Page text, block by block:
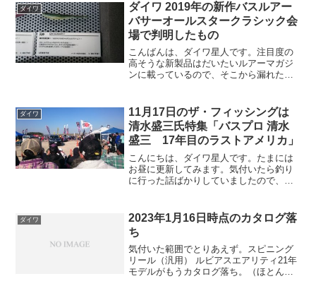
ダイワ
ダイワ 2019年の新作バスルアー
バサーオールスタークラシック会
場で判明したもの
こんばんは、ダイワ星人です。注目度の
高そうな新製品はだいたいルアーマガジ
ンに載っているので、そこから漏れた注
うね、とりあえずは。とりあえず注目度
の低そうなところからアッ...
ダイワ
11月17日のザ・フィッシングは
清水盛三氏特集「バスプロ 清水
盛三 17年目のラストアメリカ」
こんにちは、ダイワ星人です。たまには
お昼に更新してみます。気付いたら釣り
に行った話ばかりしていましたので、ダ
のサラッとさです。※2018年12月18日よ
り、ダイワ FI...
ダイワ
2023年1月16日時点のカタログ落
ち
気付いた範囲でとりあえず。スピニング
リール（汎用） ルビアスエアリティ21年
モデルがもうカタログ落ち。（ほとんど